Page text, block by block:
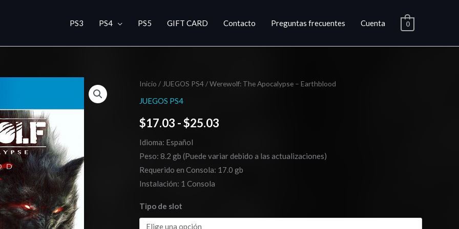
PS3 PS4 PS5 GIFT CARD Contacto Preguntas frecuentes Cuenta 0
Inicio / JUEGOS PS4/ Werewolf: The Apocalypse – Earthblood
JUEGOS PS4
$17.03 -$25.03
Rango
desde
$17.03
Idioma: Español
Peso: 8.2 gb (Puede variar debido a las actualizaciones)
Requerido en Consola: 17.0 gb
Instalación: 1 Consola
Tipo de slot
Werewolf:
The
–
Earthblood
cantidad